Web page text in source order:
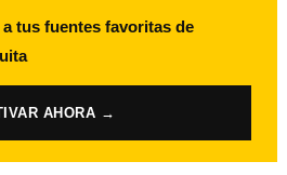
tus fuentes favoritas de
AHORA →